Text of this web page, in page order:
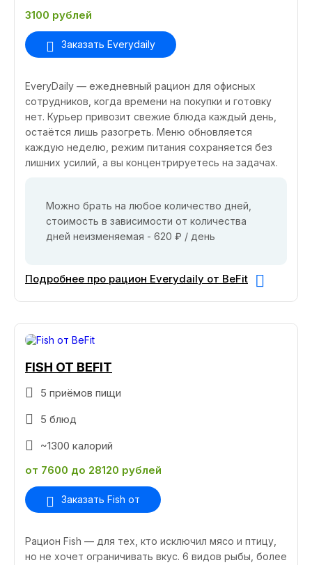
3100 рублей
Заказать Everydaily
EveryDaily — ежедневный рацион для офисных
сотрудников, когда времени на покупки и готовку
нет. Курьер привозит свежие блюда каждый день,
остаётся лишь разогреть. Меню обновляется
каждую неделю, режим питания сохраняется без
лишних усилий, а вы концентрируетесь на задачах.
Можно брать на любое количество дней,
стоимость в зависимости от количества
дней неизменяемая - 620 ₽ / день
Подробнее про рацион Everydaily от BeFit
FISH ОТ BEFIT
5 приёмов пищи
5 блюд
~1300 калорий
от 7600 до 28120 рублей
Заказать Fish от
Рацион Fish — для тех, кто исключил мясо и птицу,
но не хочет ограничивать вкус. 6 видов рыбы, более